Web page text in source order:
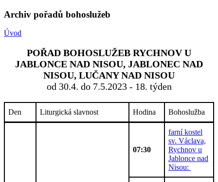
Archiv pořadů bohoslužeb
Úvod
POŘAD BOHOSLUŽEB RYCHNOV U
JABLONCE NAD NISOU, JABLONEC NAD
NISOU, LUČANY NAD NISOU
od 30.4. do 7.5.2023 - 18. týden
Den Liturgická slavnost Hodina Bohoslužba
07:30
farní kostel
sv. Václava,
Rychnov u
Jablonce nad
Nisou: